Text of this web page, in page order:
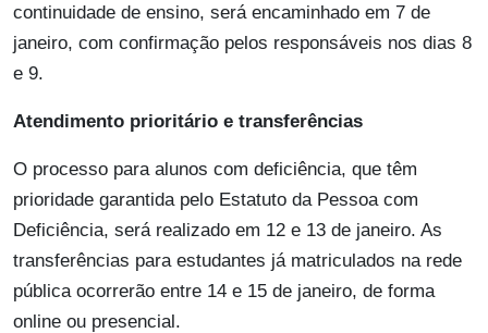
continuidade de ensino, será encaminhado em 7 de
janeiro, com confirmação pelos responsáveis nos dias 8
e 9.
Atendimento prioritário e transferências
O processo para alunos com deficiência, que têm
prioridade garantida pelo Estatuto da Pessoa com
Deficiência, será realizado em 12 e 13 de janeiro. As
transferências para estudantes já matriculados na rede
pública ocorrerão entre 14 e 15 de janeiro, de forma
online ou presencial.